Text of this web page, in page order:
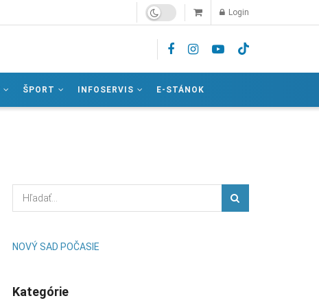
Login
ŠPORT INFOSERVIS E-STÁNOK
NOVÝ SAD POČASIE
Kategórie